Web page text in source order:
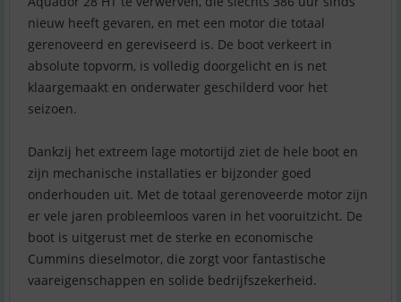
nieuw heeft gevaren, en met een motor die totaal
gerenoveerd en gereviseerd is. De boot verkeert in
absolute topvorm, is volledig doorgelicht en is net
klaargemaakt en onderwater geschilderd voor het
seizoen.
Dankzij het extreem lage motortijd ziet de hele boot en
zijn mechanische installaties er bijzonder goed
onderhouden uit. Met de totaal gerenoveerde motor zijn
er vele jaren probleemloos varen in het vooruitzicht. De
boot is uitgerust met de sterke en economische
Cummins dieselmotor, die zorgt voor fantastische
vaareigenschappen en solide bedrijfszekerheid.